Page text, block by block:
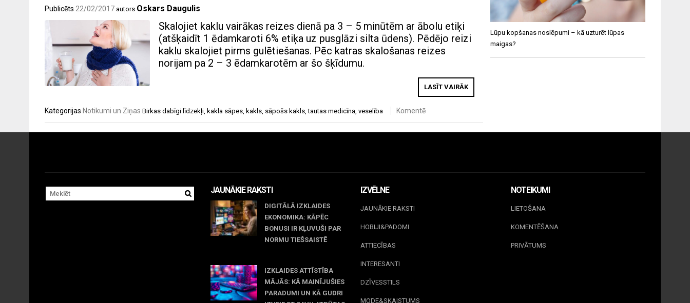
Publicēts 22/02/2017 autors Oskars Daugulis
Skalojiet kaklu vairākas reizes dienā pa 3 – 5 minūtēm ar ābolu etiķi
(atšķaidīt 1 ēdamkaroti 6% etiķa uz pusglāzi silta ūdens). Pēdējo reizi
kaklu skalojiet pirms gulētiešanas. Pēc katras skalošanas reizes
norijam pa 2 – 3 ēdamkarotēm ar šo šķīdumu.
LASĪT VAIRĀK
Kategorijas Notikumi un Ziņas Birkas dabīgi līdzekļi kakla sāpes kakls sāpošs kakls ,tautas medicīna veselība Komentē
Lūpu kopšanas noslēpumi – kā uzturēt lūpas
maigas?
JAUNĀKIE RAKSTI
DIGITĀLĀ IZKLAIDES
EKONOMIKA: KĀPĒC
BONUSI IR KĻUVUŠI PAR
NORMU TIEŠSAISTĒ
IZKLAIDES ATTĪSTĪBA
MĀJĀS: KĀ MAINĪJUŠIES
PARADUMI UN KĀ GUDRI
IZVĒLNE
JAUNĀKIE RAKSTI
HOBIJI&PADOMI
ATTIECĪBAS
INTERESANTI
DZĪVESSTILS
MODE&SKAISTUMS
NOTEIKUMI
LIETOŠANA
KOMENTĒŠANA
PRIVĀTUMS